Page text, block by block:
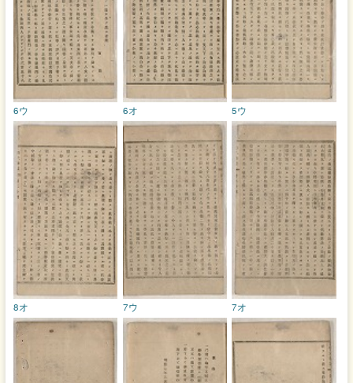
5ウ
6オ
6ウ
7オ
7ウ
8オ